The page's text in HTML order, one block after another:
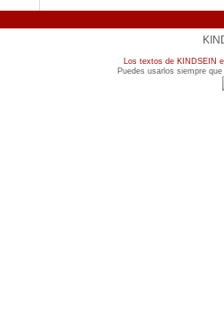
Los textos de KINDSEIN
Puedes usarlos siempre